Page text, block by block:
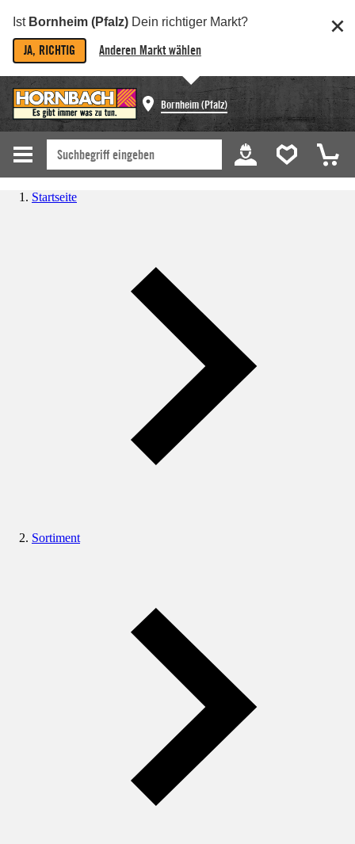
Ist Bornheim (Pfalz) Dein richtiger Markt?
JA, RICHTIG Anderen Markt wählen
Bornheim (Pfalz)
Startseite
Sortiment